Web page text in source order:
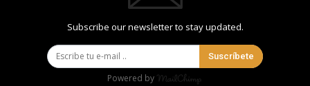
Subscribe our newsletter to stay updated.
Suscríbete
Powered by